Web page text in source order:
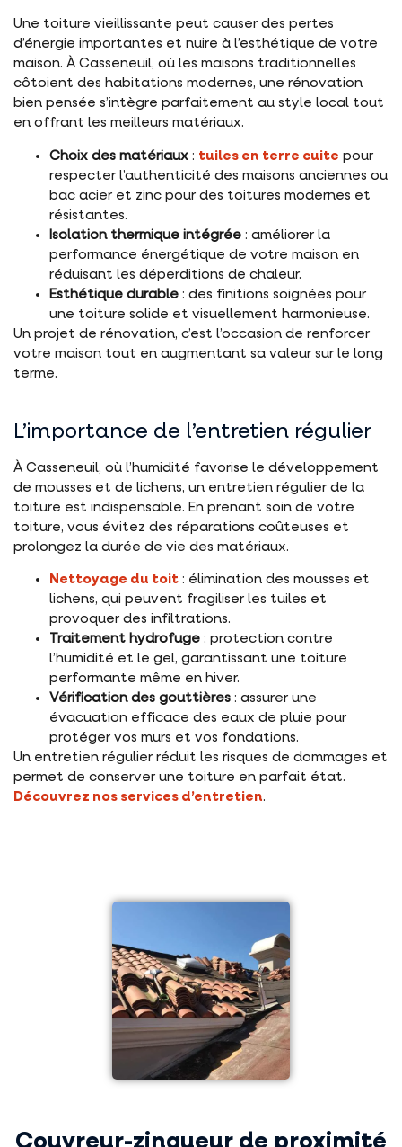
Une toiture vieillissante peut causer des pertes
d’énergie importantes et nuire à l’esthétique de votre
maison. À Casseneuil, où les maisons traditionnelles
côtoient des habitations modernes, une rénovation
bien pensée s’intègre parfaitement au style local tout
en offrant les meilleurs matériaux.
Choix des matériaux : tuiles en terre cuite pour
respecter l’authenticité des maisons anciennes ou
bac acier et zinc pour des toitures modernes et
résistantes.
Isolation thermique intégrée : améliorer la
performance énergétique de votre maison en
réduisant les déperditions de chaleur.
Esthétique durable : des finitions soignées pour
une toiture solide et visuellement harmonieuse.
Un projet de rénovation, c’est l’occasion de renforcer
votre maison tout en augmentant sa valeur sur le long
terme.
L’importance de l’entretien régulier
À Casseneuil, où l’humidité favorise le développement
de mousses et de lichens, un entretien régulier de la
toiture est indispensable. En prenant soin de votre
toiture, vous évitez des réparations coûteuses et
prolongez la durée de vie des matériaux.
Nettoyage du toit : élimination des mousses et
lichens, qui peuvent fragiliser les tuiles et
provoquer des infiltrations.
Traitement hydrofuge : protection contre
l’humidité et le gel, garantissant une toiture
performante même en hiver.
Vérification des gouttières : assurer une
évacuation efficace des eaux de pluie pour
protéger vos murs et vos fondations.
Un entretien régulier réduit les risques de dommages et
permet de conserver une toiture en parfait état.
Découvrez nos services d’entretien.
Couvreur-zingueur de proximité